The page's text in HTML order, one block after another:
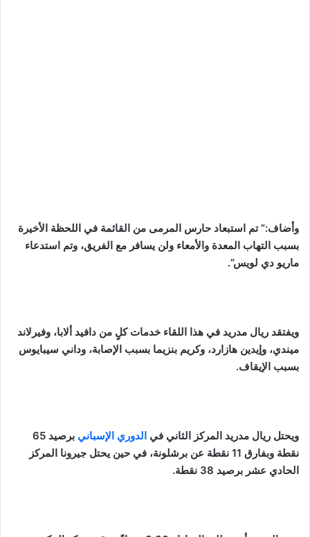
وأضاف:” تم استبعاد حارس المرمى من القائمة في اللحظة الأخيرة
بسبب التهاب المعدة والأمعاء ولن يسافر مع الفريق، وتم استدعاء
ماريو دي لويس”.
ويفتقد ريال مدريد في هذا اللقاء خدمات كلٍ من دافيد ألابا، وفيرلاند
ميندي، وإيدين هازارد، وكريم بنزيما بسبب الإصابة، وداني سيبايوس
بسبب الإيقاف.
ويحتل ريال مدريد المركز الثاني في الدوري الإسباني
برصيد 65
نقطة وبفارق 11 نقطة عن برشلونة، في حين يحتل جيرونا المركز
الحادي عشر برصيد 38 نقطة.